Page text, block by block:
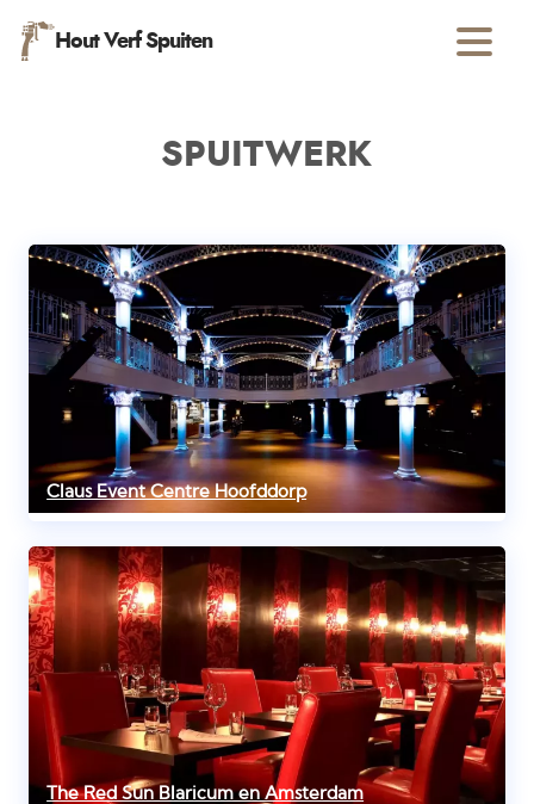
Hout Verf Spuiten
SPUITWERK
Claus Event Centre Hoofddorp
The Red Sun Blaricum en Amsterdam